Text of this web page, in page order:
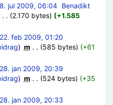
8. jul 2009, 06:04‎ Benadikt
. . (2.170 bytes) (+1.585
22. feb 2009, 01:20
) m . . (585 bytes) (+61
28. jan 2009, 20:39
) m . . (524 bytes) (+35
28. jan 2009, 20:33